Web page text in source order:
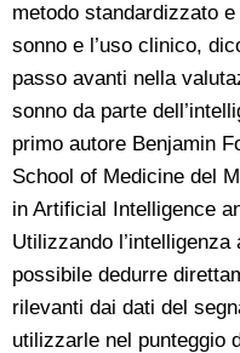
metodo standardizzato
sonno e l’uso clinico,
passo avanti nella
sonno da parte
primo autore Benjamin
School of Medicine del
in Artificial Intelligence
Utilizzando
possibile dedurre
rilevanti dai dati del
utilizzarle nel punteggio